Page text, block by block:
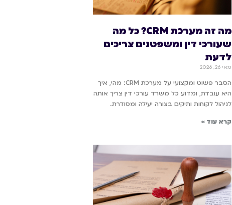
מה זה מערכת CRM? כל מה
שעורכי דין ומשפטנים צריכים
לדעת
מאי 26, 2026
הסבר פשוט ומקצועי על מערכת CRM: מהי, איך
היא עובדת, ומדוע כל משרד עורכי דין צריך אותה
לניהול לקוחות ותיקים בצורה יעילה ומסודרת.
קרא עוד »